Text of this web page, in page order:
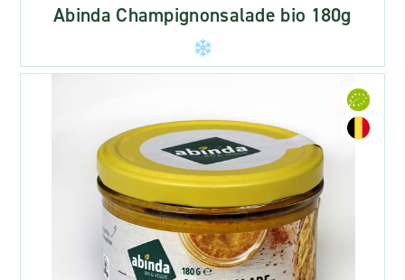
Abinda Champignonsalade bio 180g